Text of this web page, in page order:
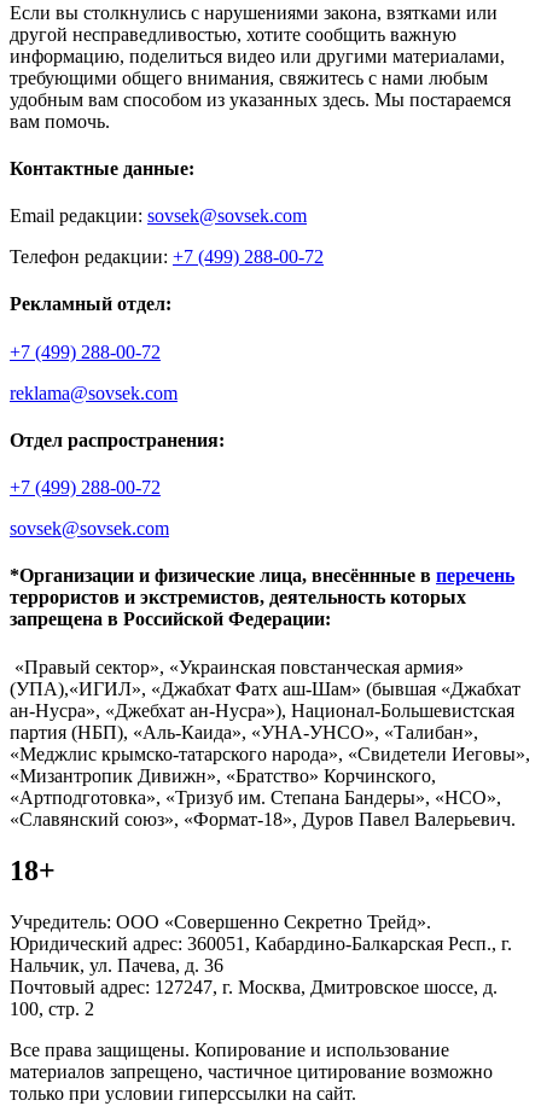
Если вы столкнулись с нарушениями закона, взятками или
другой несправедливостью, хотите сообщить важную
информацию, поделиться видео или другими материалами,
требующими общего внимания, свяжитесь с нами любым
удобным вам способом из указанных здесь. Мы постараемся
вам помочь.
Контактные данные:
Email редакции: sovsek@sovsek.com
Телефон редакции: +7 (499) 288-00-72
Рекламный отдел:
+7 (499) 288-00-72
reklama@sovsek.com
Отдел распространения:
+7 (499) 288-00-72
sovsek@sovsek.com
*Организации и физические лица, внесённные в перечень
террористов и экстремистов, деятельность которых
запрещена в Российской Федерации:
«Правый сектор», «Украинская повстанческая армия»
(УПА),«ИГИЛ», «Джабхат Фатх аш-Шам» (бывшая «Джабхат
ан-Нусра», «Джебхат ан-Нусра»), Национал-Большевистская
партия (НБП), «Аль-Каида», «УНА-УНСО», «Талибан»,
«Меджлис крымско-татарского народа», «Свидетели Иеговы»,
«Мизантропик Дивижн», «Братство» Корчинского,
«Артподготовка», «Тризуб им. Степана Бандеры», «НСО»,
«Славянский союз», «Формат-18», Дуров Павел Валерьевич.
18+
Учредитель: ООО «Совершенно Секретно Трейд».
Юридический адрес: 360051, Кабардино-Балкарская Респ., г.
Нальчик, ул. Пачева, д. 36
Почтовый адрес: 127247, г. Москва, Дмитровское шоссе, д.
100, стр. 2
Все права защищены. Копирование и использование
материалов запрещено, частичное цитирование возможно
только при условии гиперссылки на сайт.